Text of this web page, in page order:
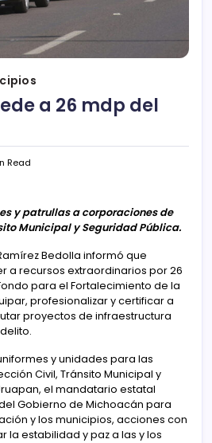
a 26 mdp del
Read
y patrullas a corporaciones de
Municipal y Seguridad Pública.
Bedolla informó que
a recursos extraordinarios por 26
para el Fortalecimiento de la
profesionalizar y certificar a
proyectos de infraestructura
y unidades para las
Civil, Tránsito Municipal y
el mandatario estatal
Gobierno de Michoacán para
y los municipios, acciones con
la estabilidad y paz a las y los